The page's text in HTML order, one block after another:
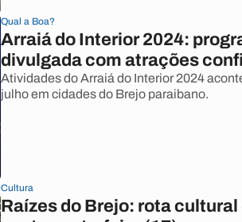
Qual a Boa?
Arraiá do Interior 2024:
divulgada com atrações
Atividades do Arraiá do Interior 2024
julho em cidades do Brejo paraibano.
Cultura
Raízes do Brejo: rota cultural